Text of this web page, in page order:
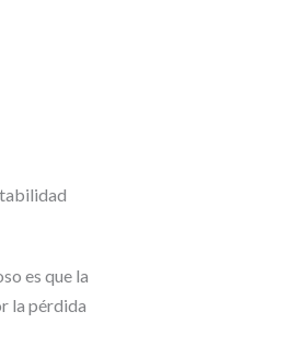
es que la
la pérdida